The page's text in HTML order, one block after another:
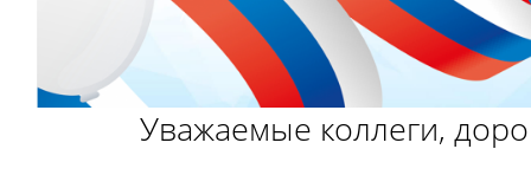
Уважаемые коллеги,